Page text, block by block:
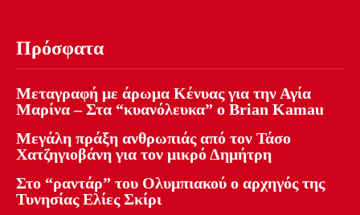
Πρόσφατα
Μεταγραφή με άρωμα Κένυας για την Αγία
Μαρίνα – Στα “κυανόλευκα” ο Brian Kamau
Μεγάλη πράξη ανθρωπιάς από τον Τάσο
Χατζηγιοβάνη για τον μικρό Δημήτρη
Στο “ραντάρ” του Ολυμπιακού ο αρχηγός της
Τυνησίας Ελίες Σκίρι